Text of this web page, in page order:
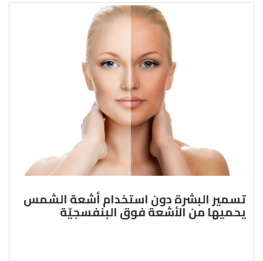
تسمير البشرة دون استخدام أشعة الشمس
يحميها من الأشعة فوق البنفسجيّة